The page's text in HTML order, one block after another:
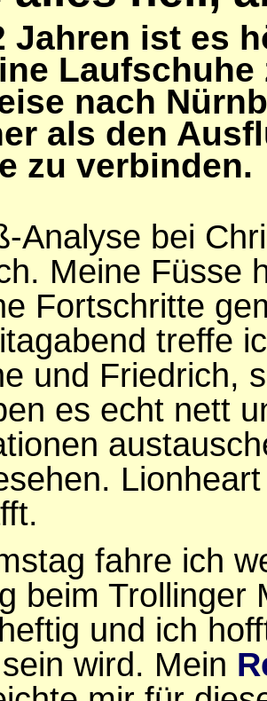
Jahren ist es
nach
als den
zu verbinden.
Analyse bei
Meine Füsse
Fortschritte
treffe
und Friedrich,
es echt nett
fahre ich
beim Trollinger
und ich
wird. Mein